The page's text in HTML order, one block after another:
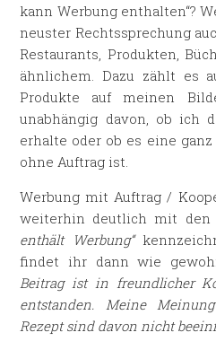
kann Werbung enthalten“?
neuster Rechtssprechung
Restaurants, Produkten,
ähnlichem. Dazu zählt es
Produkte auf meinen
unabhängig davon, ob ich
erhalte oder ob es eine
ohne Auftrag ist.
Werbung mit Auftrag /
weiterhin deutlich mit den
enthält Werbung“
findet ihr dann wie
Beitrag ist in freundlicher
entstanden. Meine
Rezept sind davon nicht